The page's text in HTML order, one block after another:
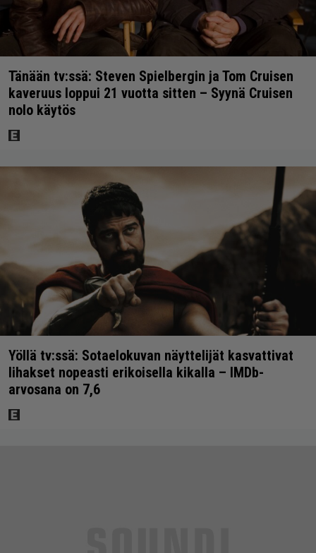
Tänään tv:ssä: Steven Spielbergin ja Tom Cruisen
kaveruus loppui 21 vuotta sitten – Syynä Cruisen
nolo käytös
Yöllä tv:ssä: Sotaelokuvan näyttelijät kasvattivat
lihakset nopeasti erikoisella kikalla – IMDb-
arvosana on 7,6